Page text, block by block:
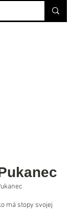
má stopy svojej